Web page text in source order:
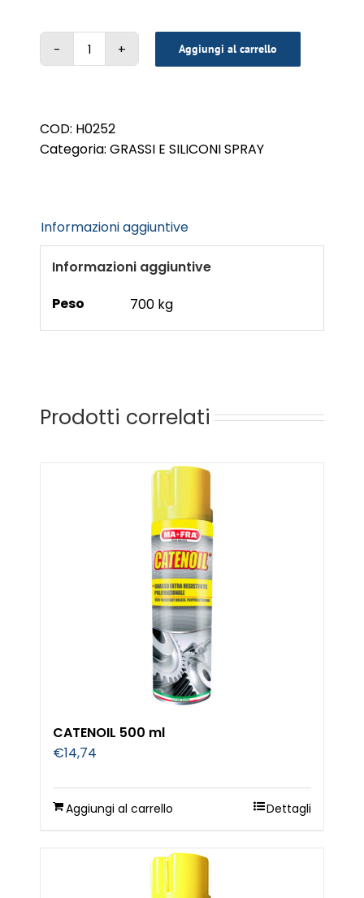
LUBRIGRAPH
quantità
Aggiungi al carrello
COD: H0252
Categoria:GRASSI E SILICONI SPRAY
Informazioni aggiuntive
Informazioni aggiuntive
Peso
700 kg
Prodotti correlati
CATENOIL 500 ml
€14,74
Aggiungi al carrello Dettagli